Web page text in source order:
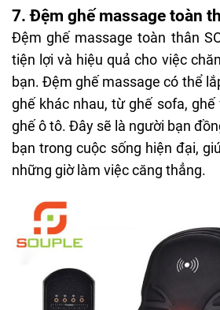
7. Đệm ghế massage toàn
Đệmghế massage toàn thân
tiện lợi và hiệu quả cho việc
bạn. Đệm ghế massage có thể
ghế khác nhau, từ ghế sofa,
ghế ô tô. Đây sẽ là người bạn
bạn trong cuộc sống hiện đại,
những giờ làm việc căng thẳng.